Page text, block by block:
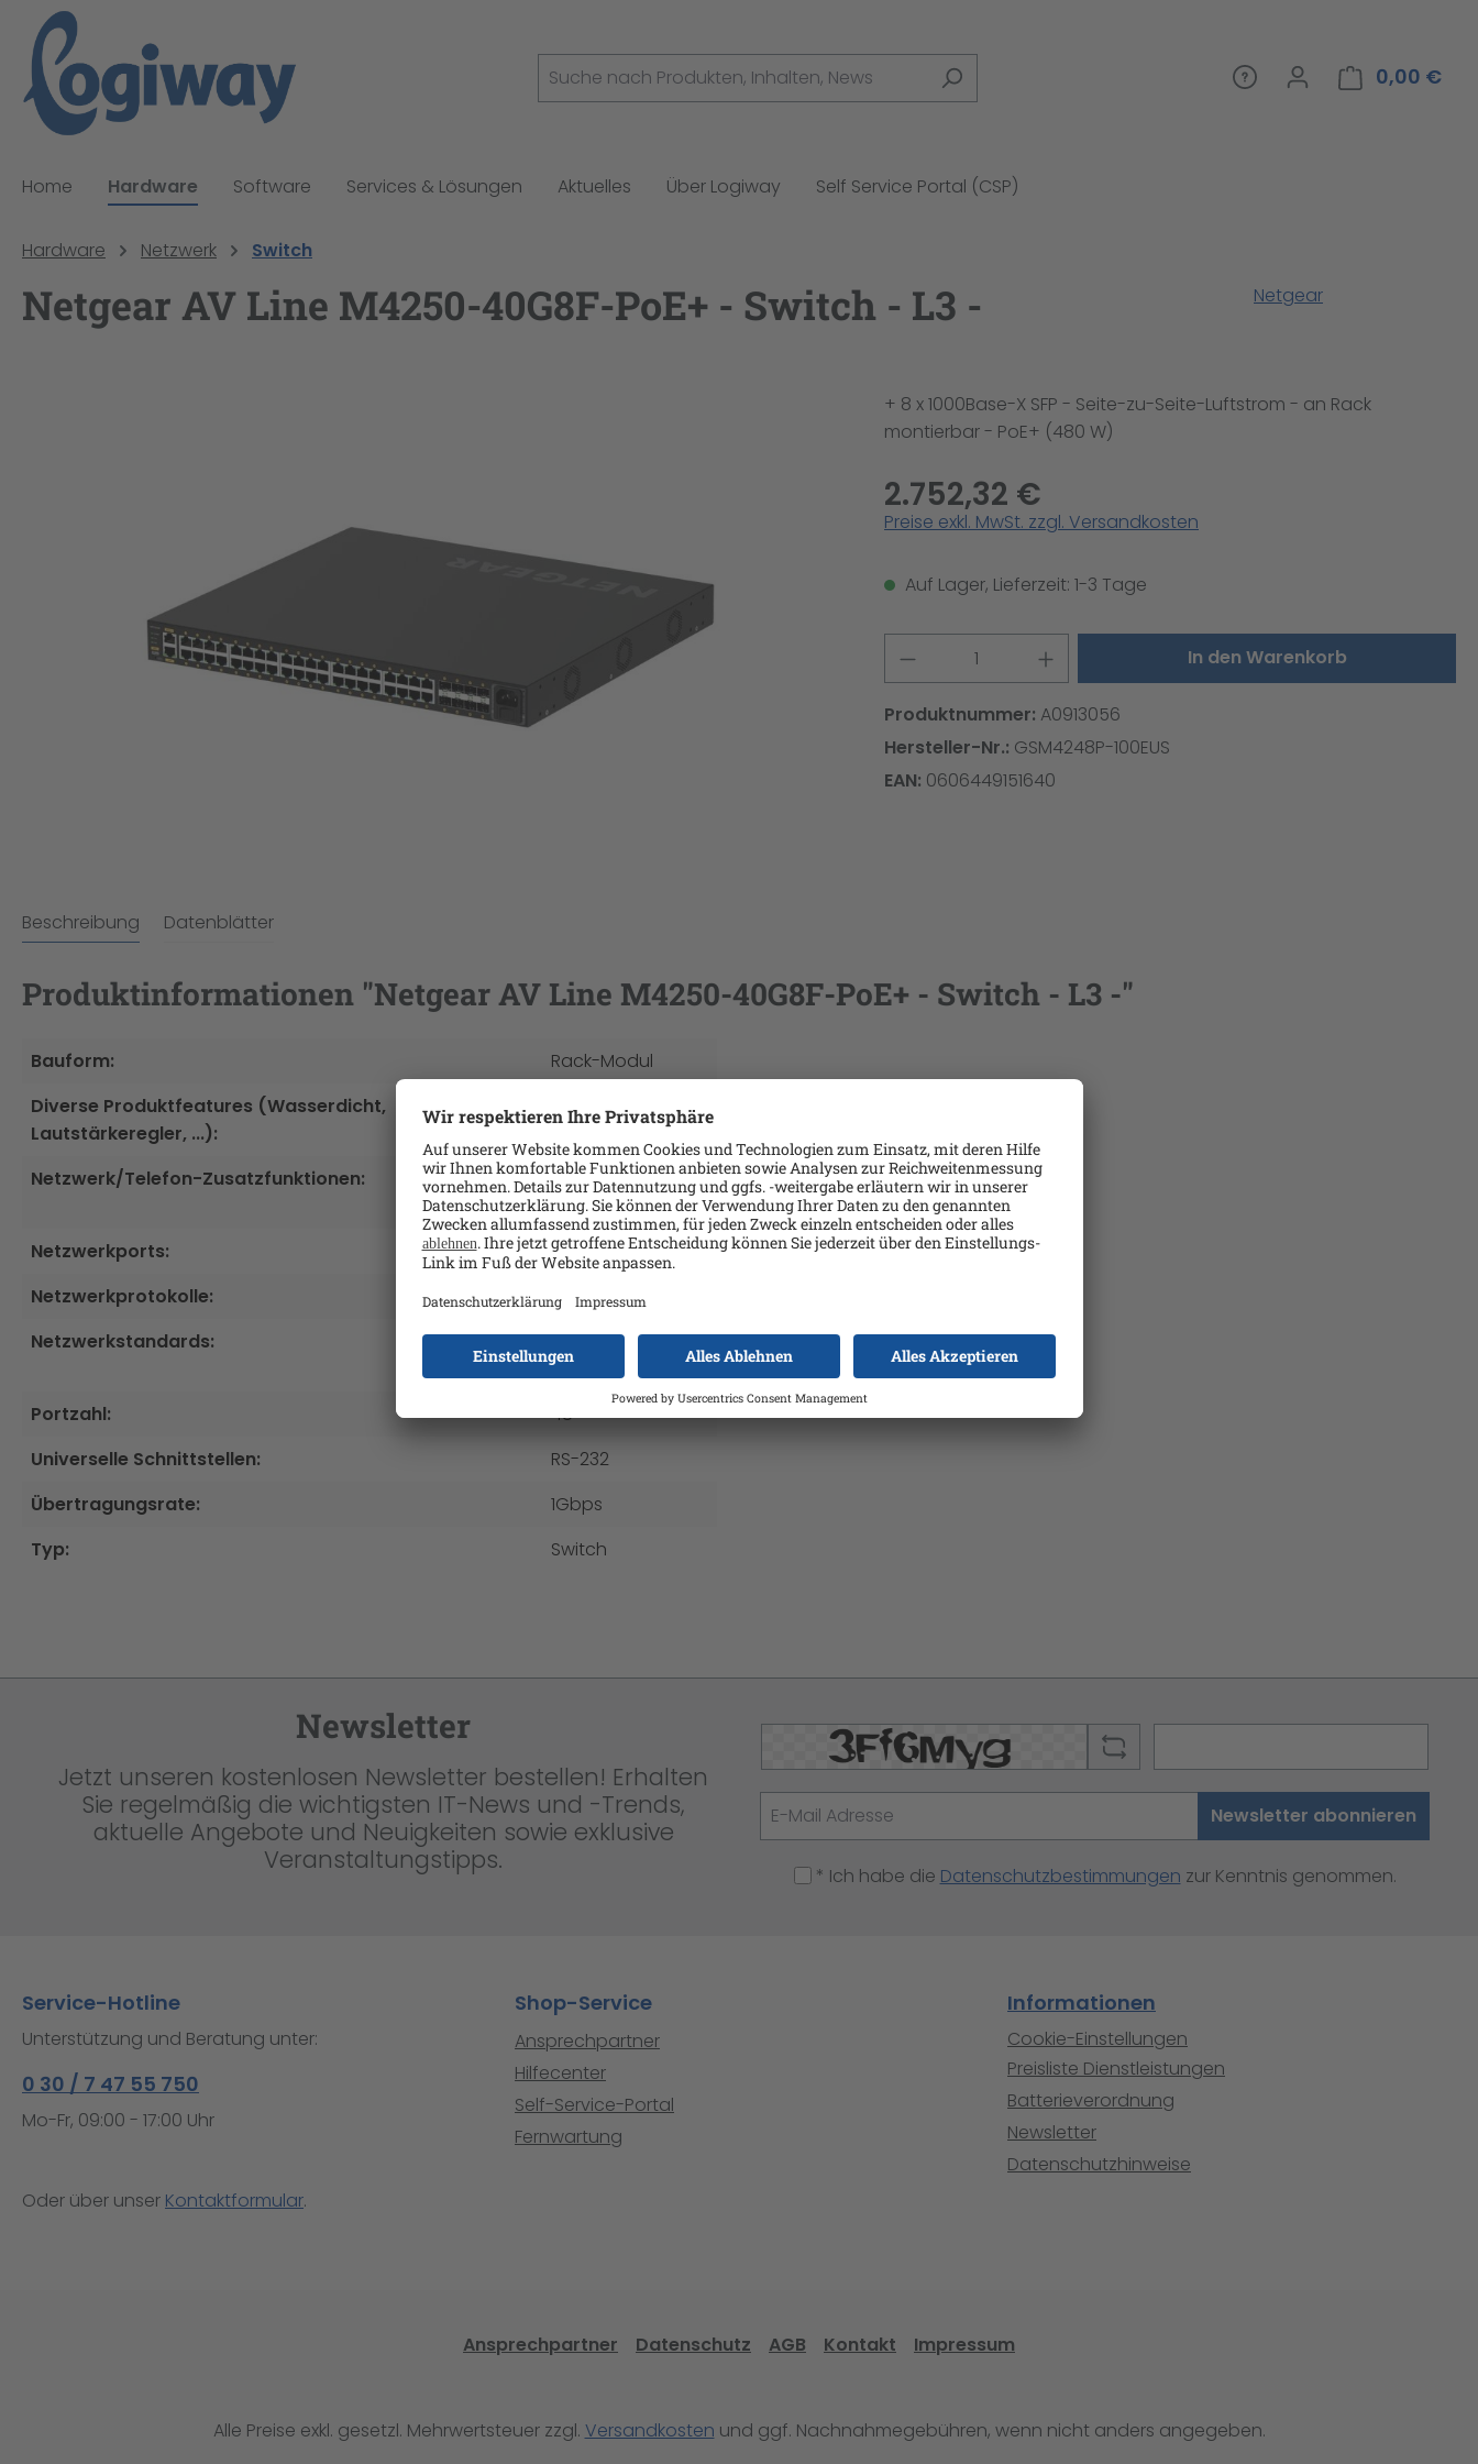
0,00 €
Home Hardware Software Services & Lösungen Aktuelles Über Logiway Self Service Portal (CSP)
Hardware Netzwerk Switch
Netgear AV Line M4250-40G8F-PoE+ - Switch - L3 - Netgear
+ 8 x 1000Base-X SFP - Seite-zu-Seite-Luftstrom - an Rack
montierbar - PoE+ (480 W)
2.752,32 €
Preise exkl. MwSt. zzgl. Versandkosten
Auf Lager, Lieferzeit: 1-3 Tage
Produkt Anzahl: Gib den gewünschten
In den Warenkorb
Produktnummer: A0913056
Hersteller-Nr.: GSM4248P-100EUS
EAN: 0606449151640
Beschreibung Datenblätter
Produktinformationen "Netgear AV Line M4250-40G8F-PoE+ - Switch - L3 -"
Bauform:
Rack-Modul
Diverse Produktfeatures (Wasserdicht,
Lautstärkeregler, ...):
Managed
Netzwerk/Telefon-Zusatzfunktionen:
MDI Port-
Erkennung
Netzwerkports:
RJ-45
Netzwerkprotokolle:
TCP/IP
Netzwerkstandards:
Power over
Ethernet
Portzahl:
48
Universelle Schnittstellen:
RS-232
Übertragungsrate:
1Gbps
Typ:
Switch
Newsletter
Jetzt unseren kostenlosen Newsletter bestellen! Erhalten
Sie regelmäßig die wichtigsten IT-News und -Trends,
aktuelle Angebote und Neuigkeiten sowie exklusive
Veranstaltungstipps.
Newsletter abonnieren
* Ich habe die Datenschutzbestimmungen zur Kenntnis genommen.
Service-Hotline
Unterstützung und Beratung unter:
0 30 / 7 47 55 750
Mo-Fr, 09:00 - 17:00 Uhr
Oder über unser Kontaktformular.
Shop-Service
Ansprechpartner
Hilfecenter
Self-Service-Portal
Fernwartung
Informationen
Cookie-Einstellungen
Preisliste Dienstleistungen
Batterieverordnung
Newsletter
Datenschutzhinweise
Ansprechpartner Datenschutz AGB Kontakt Impressum
Alle Preise exkl. gesetzl. Mehrwertsteuer zzgl. Versandkosten und ggf. Nachnahmegebühren, wenn nicht anders angegeben.